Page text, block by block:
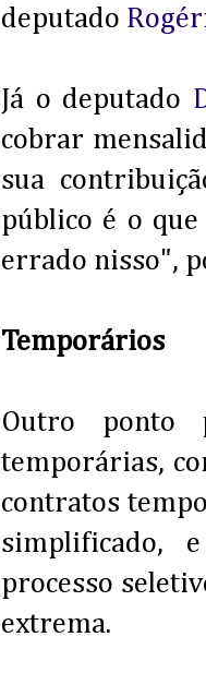
deputado
Já o deputado
cobrar
sua
público é o
errado nisso",
Temporários
Outro ponto
temporárias,
contratos
simplificado,
processo
extrema.